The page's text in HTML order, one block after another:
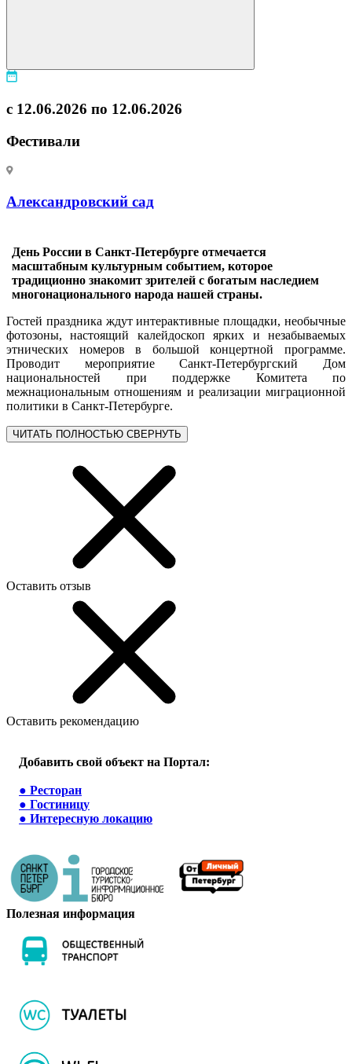
с 12.06.2026 по 12.06.2026
Фестивали
Александровский сад
День России в Санкт-Петербурге отмечается
масштабным культурным событием, которое
традиционно знакомит зрителей с богатым наследием
многонационального народа нашей страны.
Гостей праздника ждут интерактивные площадки, необычные
фотозоны, настоящий калейдоскоп ярких и незабываемых
этнических номеров в большой концертной программе.
Проводит мероприятие Санкт-Петербургский Дом
национальностей при поддержке Комитета по
межнациональным отношениям и реализации миграционной
политики в Санкт-Петербурге.
ЧИТАТЬ ПОЛНОСТЬЮ СВЕРНУТЬ
Оставить отзыв
Оставить рекомендацию
Добавить свой объект на Портал:
● Ресторан
● Гостиницу
● Интересную локацию
Полезная информация